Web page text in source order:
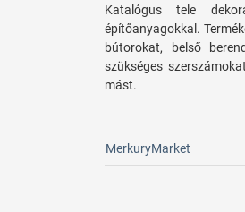
Katalógus tele
építőanyagokkal.
bútorokat, belső
szükséges
mást.
MerkuryMarket